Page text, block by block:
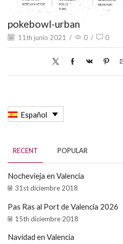
pokebowl-urban
11th junio 2021 / 0 / 0
Español
RECENT POPULAR
Nochevieja en Valencia
31st diciembre 2018
Pas Ras al Port de Valencia 2026
15th diciembre 2018
Navidad en Valencia